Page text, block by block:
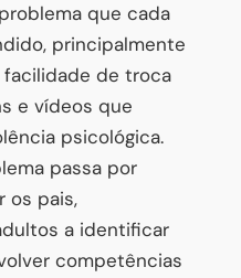
que cada
principalmente
de troca
e vídeos que
psicológica.
passa por
os pais,
a identificar
competências